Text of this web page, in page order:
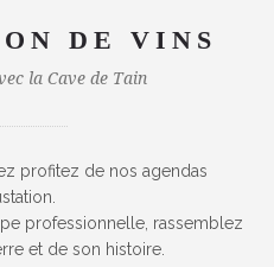
DE VINS
la Cave de Tain
profitez de nos agendas
professionnelle, rassemblez
et de son histoire.